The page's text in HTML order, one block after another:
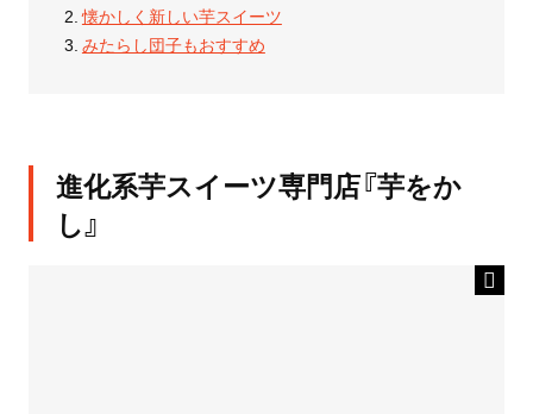
懐かしく新しい芋スイーツ
みたらし団子もおすすめ
進化系芋スイーツ専門店『芋をか
し』